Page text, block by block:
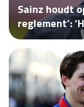
Race
GP
GP SÃO
Sainz houdt
reglement’: